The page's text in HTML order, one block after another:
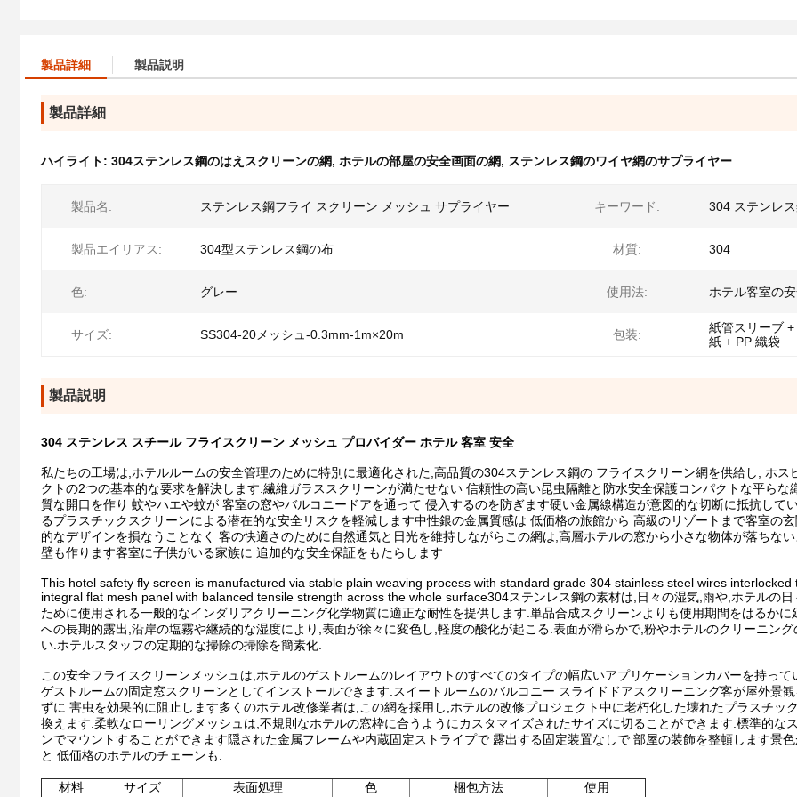
製品詳細 製品説明
製品詳細
ハイライト: 304ステンレス鋼のはえスクリーンの網, ホテルの部屋の安全画面の網, ステンレス鋼のワイヤ網のサプライヤー
製品名: ステンレス鋼フライ スクリーン メッシュ サプライヤー キーワード: 304 ステンレ
製品エイリアス: 304型ステンレス鋼の布 材質: 304
色: グレー 使用法: ホテル客室の
サイズ: SS304-20メッシュ-0.3mm-1m×20m 包装:
紙管スリーブ
紙 + PP 織袋
製品説明
304 ステンレス スチール フライスクリーン メッシュ プロバイダー ホテル 客室 安全
私たちの工場は,ホテルルームの安全管理のために特別に最適化された,高品質の304ステンレス鋼の フライスクリーン網を供給し, ホス
クトの2つの基本的な要求を解決します:繊維ガラススクリーンが満たせない 信頼性の高い昆虫隔離と防水安全保護コンパクトな平らな
質な開口を作り 蚊やハエや蚊が 客室の窓やバルコニードアを通って 侵入するのを防ぎます硬い金属線構造が意図的な切断に抵抗して
るプラスチックスクリーンによる潜在的な安全リスクを軽減します中性銀の金属質感は 低価格の旅館から 高級のリゾートまで客室の
的なデザインを損なうことなく 客の快適さのために自然通気と日光を維持しながらこの網は,高層ホテルの窓から小さな物体が落ちな
壁も作ります客室に子供がいる家族に 追加的な安全保証をもたらします
This hotel safety fly screen is manufactured via stable plain weaving process with standard grade 304 stainless steel wires interlocked
integral flat mesh panel with balanced tensile strength across the whole surface304ステンレス鋼の素材は,日々の湿気,雨や,ホテルの
ために使用される一般的なインダリアクリーニング化学物質に適正な耐性を提供します.単品合成スクリーンよりも使用期間をはるかに
への長期的露出,沿岸の塩霧や継続的な湿度により,表面が徐々に変色し,軽度の酸化が起こる.表面が滑らかで,粉やホテルのクリーニン
い.ホテルスタッフの定期的な掃除の掃除を簡素化.
この安全フライスクリーンメッシュは,ホテルのゲストルームのレイアウトのすべてのタイプの幅広いアプリケーションカバーを持って
ゲストルームの固定窓スクリーンとしてインストールできます.スイートルームのバルコニー スライドドアスクリーニング客が屋外景
ずに 害虫を効果的に阻止します多くのホテル改修業者は,この網を採用し,ホテルの改修プロジェクト中に老朽化した壊れたプラスチッ
換えます.柔軟なローリングメッシュは,不規則なホテルの窓枠に合うようにカスタマイズされたサイズに切ることができます.標準的な
ンでマウントすることができます隠された金属フレームや内蔵固定ストライプで 露出する固定装置なしで 部屋の装飾を整頓します景
と 低価格のホテルのチェーンも.
材料 サイズ 表面処理 色 梱包方法 使用